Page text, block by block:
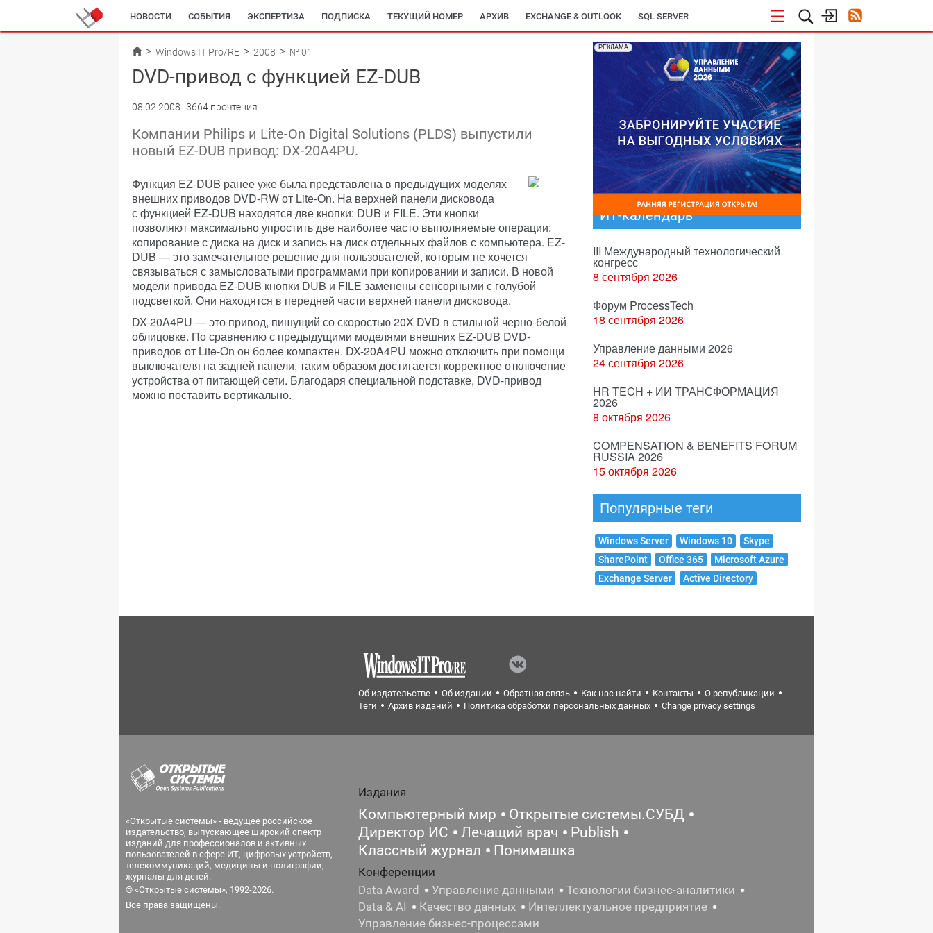
НОВОСТИ СОБЫТИЯ ЭКСПЕРТИЗА ПОДПИСКА ТЕКУЩИЙ НОМЕР АРХИВ EXCHANGE & OUTLOOK SQL SERVER
Windows IT Pro/RE 2008 № 01
DVD-привод с функцией EZ-DUB
08.02.2008 3664 прочтения
Компании Philips и Lite-On Digital Solutions (PLDS) выпустили
новый EZ-DUB привод: DX-20A4PU.
Функция EZ-DUB ранее уже была представлена в предыдущих моделях
внешних приводов DVD-RW от Lite-On. На верхней панели дисковода
с функцией EZ-DUB находятся две кнопки: DUB и FILE. Эти кнопки
позволяют максимально упростить две наиболее часто выполняемые операции:
копирование с диска на диск и запись на диск отдельных файлов с компьютера. EZ-
DUB — это замечательное решение для пользователей, которым не хочется
связываться с замысловатыми программами при копировании и записи. В новой
модели привода EZ-DUB кнопки DUB и FILE заменены сенсорными с голубой
подсветкой. Они находятся в передней части верхней панели дисковода.
DX-20A4PU — это привод, пишущий со скоростью 20X DVD в стильной черно-белой
облицовке. По сравнению с предыдущими моделями внешних EZ-DUB DVD-
приводов от Lite-On он более компактен. DX-20A4PU можно отключить при помощи
выключателя на задней панели, таким образом достигается корректное отключение
устройства от питающей сети. Благодаря специальной подставке, DVD-привод
можно поставить вертикально.
РЕКЛАМА
ИТ-календарь
III Международный технологический
конгресс
8 сентября 2026
Форум ProcessTech
18 сентября 2026
Управление данными 2026
24 сентября 2026
HR TECH + ИИ ТРАНСФОРМАЦИЯ
2026
8 октября 2026
COMPENSATION & BENEFITS FORUM
RUSSIA 2026
15 октября 2026
Популярные теги
Windows Server Windows 10
Skype
SharePoint
Office 365
Microsoft Azure
Exchange Server
Active Directory
Об издательстве Об издании Обратная связь Как нас найти Контакты
О републикации
Теги
Архив изданий Политика обработки персональных данных Change privacy settings
«Открытые системы» - ведущее российское
издательство, выпускающее широкий спектр
изданий для профессионалов и активных
пользователей в сфере ИТ, цифровых устройств,
телекоммуникаций, медицины и полиграфии,
журналы для детей.
© «Открытые системы», 1992-2026.
Все права защищены.
Издания
Компьютерный мир
Открытые системы.СУБД
Директор ИС
Лечащий врач
Publish
Классный журнал
Понимашка
Конференции
Data Award
Управление данными
Технологии бизнес-аналитики
Data & AI
Качество данных
Интеллектуальное предприятие
Управление бизнес-процессами